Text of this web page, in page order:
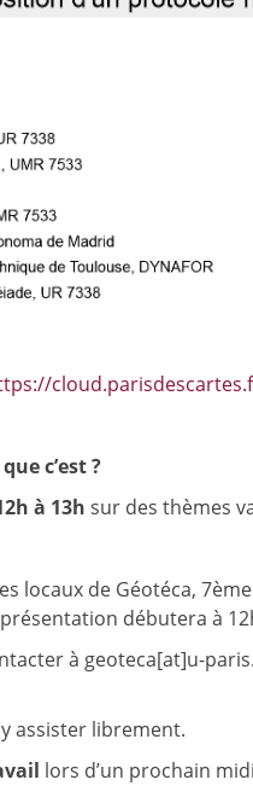
c’est ?
à 13h sur des thèmes
locaux de Géotéca,
débutera à
à geoteca[at]u-
assister librement.
lors d’un prochain